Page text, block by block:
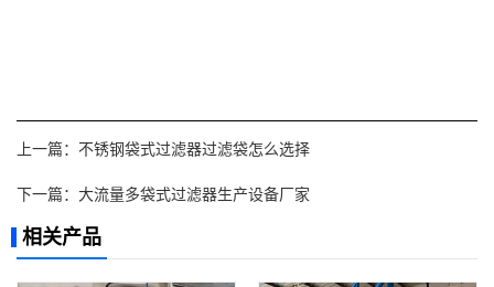
上一篇： 不锈钢袋式过滤器过滤袋怎么选择
下一篇： 大流量多袋式过滤器生产设备厂家
相关产品